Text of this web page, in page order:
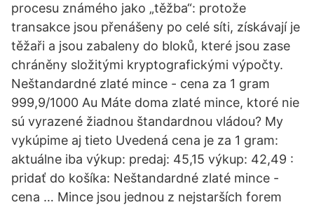
procesu známého jako „těžba“: protože
transakce jsou přenášeny po celé síti, získávají je
těžaři a jsou zabaleny do bloků, které jsou zase
chráněny složitými kryptografickými výpočty.
Neštandardné zlaté mince - cena za 1 gram
999,9/1000 Au Máte doma zlaté mince, ktoré nie
sú vyrazené žiadnou štandardnou vládou? My
vykúpime aj tieto Uvedená cena je za 1 gram:
aktuálne iba výkup: predaj: 45,15 výkup: 42,49 :
pridať do košíka: Neštandardné zlaté mince -
cena … Mince jsou jednou z nejstarších forem